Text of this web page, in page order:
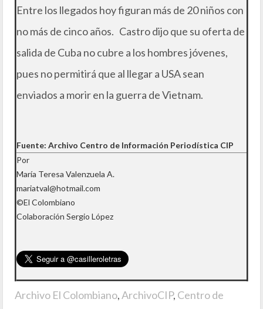
Entre los llegados hoy figuran más de 20 niños con
no más de cinco años. Castro dijo que su oferta de
salida de Cuba no cubre a los hombres jóvenes,
pues no permitirá que al llegar a USA sean
enviados a morir en la guerra de Vietnam.
Fuente: Archivo Centro de Información Periodística CIP
Por
María Teresa Valenzuela A.
mariatval@hotmail.com
©El Colombiano
Colaboración Sergio López
Archivo El Colombiano,ArchivoCIP, Centro de